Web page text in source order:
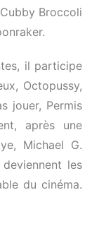
Broccoli
il participe
Octopussy,
jouer, Permis
après une
Michael G.
les
du cinéma.